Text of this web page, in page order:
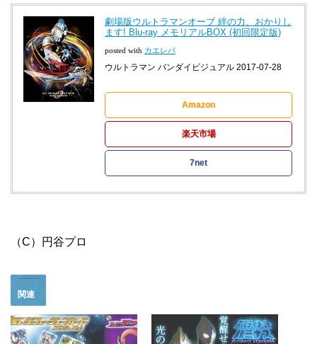
劇場版ウルトラマンオーブ 絆の力、おかりし
ます! Blu-ray メモリアルBOX (初回限定版)
posted with カエレバ
ウルトラマン バンダイビジュアル 2017-07-28
Amazon
楽天市場
7net
（C）円谷プロ
関連